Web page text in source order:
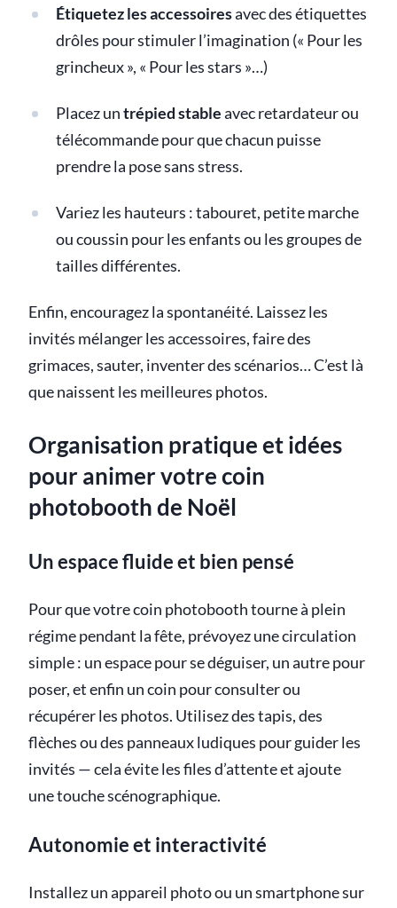
Étiquetez les accessoiresavec des étiquettes
drôles pour stimuler l’imagination (« Pour les
grincheux », « Pour les stars »…)
Placez untrépied stableavec retardateur ou
télécommande pour que chacun puisse
prendre la pose sans stress.
Variez les hauteurs : tabouret, petite marche
ou coussin pour les enfants ou les groupes de
tailles différentes.
Enfin, encouragez la spontanéité. Laissez les
invités mélanger les accessoires, faire des
grimaces, sauter, inventer des scénarios… C’est là
que naissent les meilleures photos.
Organisation pratique et idées
pour animer votre coin
photobooth de Noël
Un espace fluide et bien pensé
Pour que votre coin photobooth tourne à plein
régime pendant la fête, prévoyez une circulation
simple : un espace pour se déguiser, un autre pour
poser, et enfin un coin pour consulter ou
récupérer les photos. Utilisez des tapis, des
flèches ou des panneaux ludiques pour guider les
invités — cela évite les files d’attente et ajoute
une touche scénographique.
Autonomie et interactivité
Installez un appareil photo ou un smartphone sur